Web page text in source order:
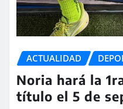
ACTUALIDAD
Noria hará la
título el 5 de